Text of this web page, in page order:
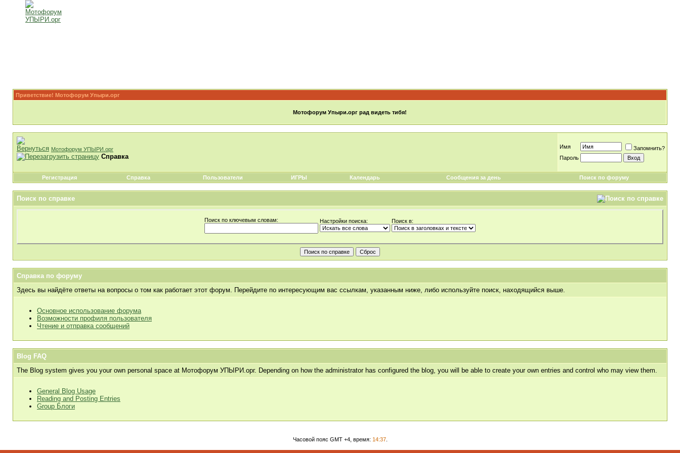
Приветствие! Мотофорум Упыри.орг
Мотофорум Упыри.орг рад видеть тибя!
Мотофорум УПЫРИ.орг
Справка
Имя
Запомнить?
Пароль
Регистрация Справка Пользователи ИГРЫ Календарь Сообщения за день Поиск по форуму
Поиск по справке
Поиск по ключевым словам: Настройки поиска: Поиск в:
Справка по форуму
Здесь вы найдёте ответы на вопросы о том как работает этот форум. Перейдите по интересующим вас ссылкам, указанным ниже, либо используйте поиск, находящийся выше.
Основное использование форума
Возможности профиля пользователя
Чтение и отправка сообщений
Blog FAQ
The Blog system gives you your own personal space at Мотофорум УПЫРИ.орг. Depending on how the administrator has configured the blog, you will be able to create your own entries and control who may view them.
General Blog Usage
Reading and Posting Entries
Group Блоги
Часовой пояс GMT +4, время: 14:37.